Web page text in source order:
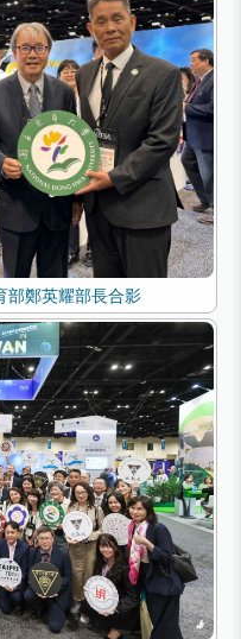
部鄭英耀部長合影